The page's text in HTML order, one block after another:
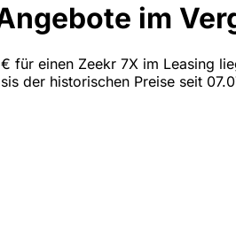
im
für einen Zeekr 7X im Leasing
der historischen Preise seit